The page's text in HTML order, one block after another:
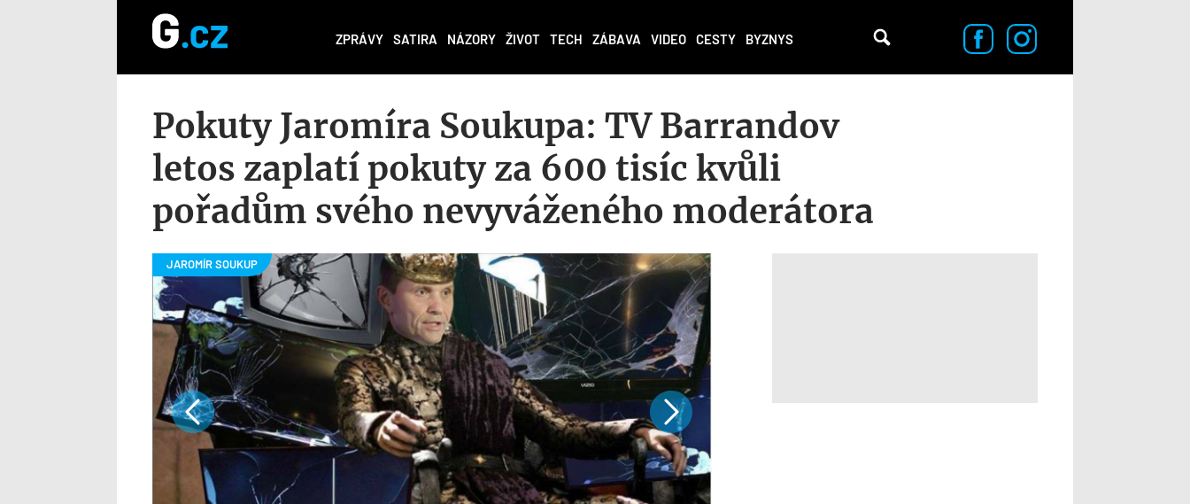
ZPRÁVY SATIRA NÁZORY ŽIVOT TECH ZÁBAVA VIDEO CESTY BYZNYS
Pokuty Jaromíra Soukupa: TV Barrandov
letos zaplatí pokuty za 600 tisíc kvůli
pořadům svého nevyváženého moderátora